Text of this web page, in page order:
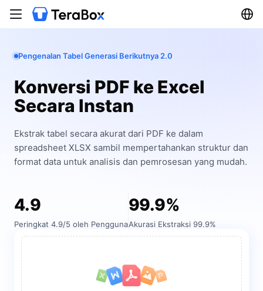
Pengenalan Tabel Generasi Berikutnya 2.0
Konversi PDF ke Excel
Secara Instan
Ekstrak tabel secara akurat dari PDF ke dalam
spreadsheet XLSX sambil mempertahankan struktur dan
format data untuk analisis dan pemrosesan yang mudah.
4.9
Peringkat 4.9/5 oleh Pengguna
99.9%
Akurasi Ekstraksi 99.9%